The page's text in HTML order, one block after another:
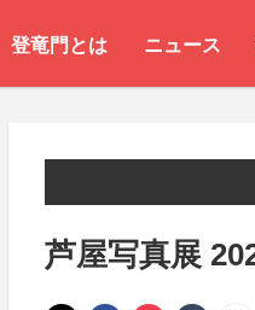
登竜門とは ニュース
芦屋写真展